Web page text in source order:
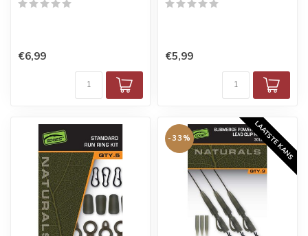
€6,99 €5,99
LAATSTE KANS
-33%